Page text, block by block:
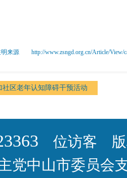
来源 http://www.zsngd.org.cn/Article/View/
区老年认知障碍干预活动
位访客 版
党中山市委员